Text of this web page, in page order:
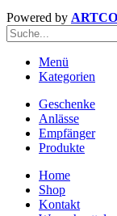
Powered by
Menü
Kategorien
Geschenke
Anlässe
Empfänger
Produkte
Home
Shop
Kontakt